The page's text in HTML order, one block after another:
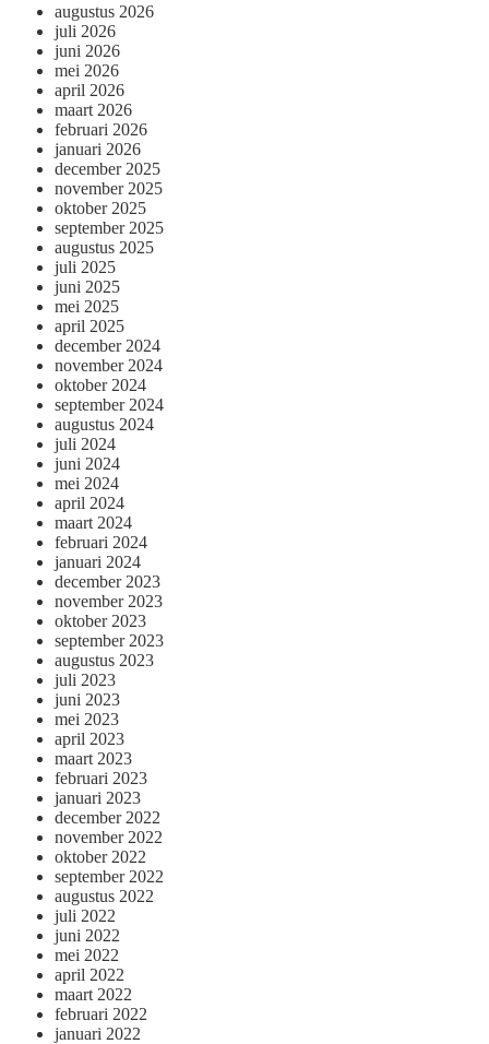
augustus 2026
juli 2026
juni 2026
mei 2026
april 2026
maart 2026
februari 2026
januari 2026
december 2025
november 2025
oktober 2025
september 2025
augustus 2025
juli 2025
juni 2025
mei 2025
april 2025
december 2024
november 2024
oktober 2024
september 2024
augustus 2024
juli 2024
juni 2024
mei 2024
april 2024
maart 2024
februari 2024
januari 2024
december 2023
november 2023
oktober 2023
september 2023
augustus 2023
juli 2023
juni 2023
mei 2023
april 2023
maart 2023
februari 2023
januari 2023
december 2022
november 2022
oktober 2022
september 2022
augustus 2022
juli 2022
juni 2022
mei 2022
april 2022
maart 2022
februari 2022
januari 2022